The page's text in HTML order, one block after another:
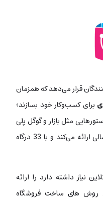
قرار می‌دهد که همزمان
برای کسب‌وکار خود بسازند؛
مثل بازار و گوگل پلی
را دارد. این پتلفرم پشتیبانی تمام‌وکمالی ارائه می‌کند و با 33 درگاه
نیاز داشته دارد را ارائه
روش های ساخت فروشگاه